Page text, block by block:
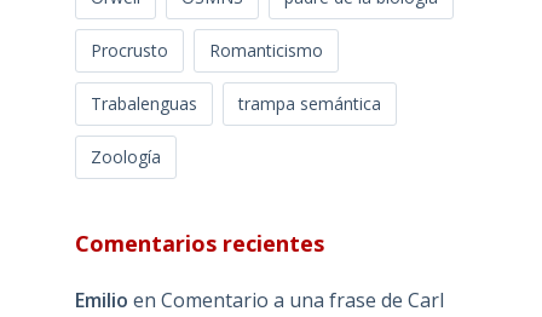
Procrusto Romanticismo
Trabalenguas trampa semántica
Zoología
Comentarios recientes
Emilio en Comentario a una frase de Carl